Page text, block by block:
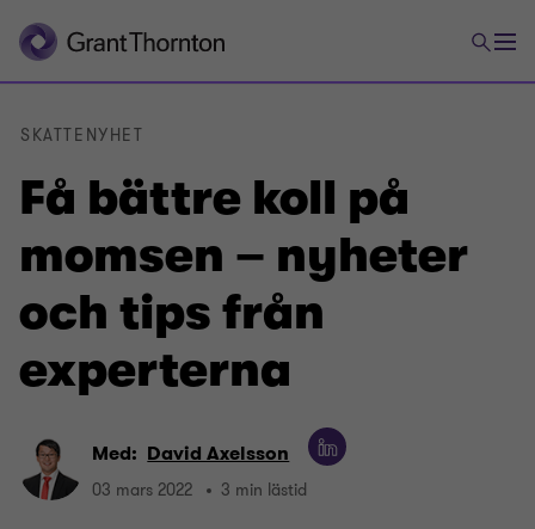
Få bättre koll på
momsen – nyheter
och tips från
experterna
SKATTENYHET
Med: David Axelsson
03 mars 2022 3 min lästid